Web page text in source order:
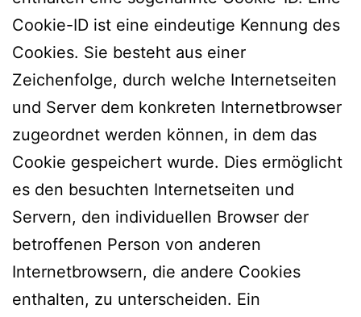
Cookie-ID ist eine eindeutige Kennung des
Cookies. Sie besteht aus einer
Zeichenfolge, durch welche Internetseiten
und Server dem konkreten Internetbrowser
zugeordnet werden können, in dem das
Cookie gespeichert wurde. Dies ermöglicht
es den besuchten Internetseiten und
Servern, den individuellen Browser der
betroffenen Person von anderen
Internetbrowsern, die andere Cookies
enthalten, zu unterscheiden. Ein